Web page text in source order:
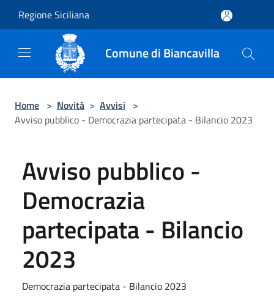
Regione Siciliana
Comune di Biancavilla
Home > Novità > Avvisi >
Avviso pubblico - Democrazia partecipata - Bilancio 2023
Avviso pubblico -
Democrazia
partecipata - Bilancio
2023
Democrazia partecipata - Bilancio 2023